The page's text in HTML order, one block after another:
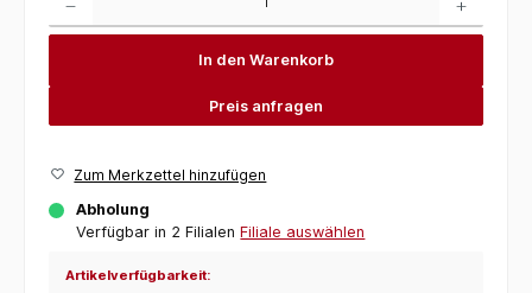
In den Warenkorb
Preis anfragen
Zum Merkzettel hinzufügen
Abholung
Verfügbar in 2 Filialen Filiale auswählen
Artikelverfügbarkeit: